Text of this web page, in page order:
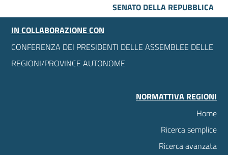
SENATO DELLA REPUBBLICA
IN COLLABORAZIONE CON
CONFERENZA DEI PRESIDENTI DELLE ASSEMBLEE DELLE
REGIONI/PROVINCE AUTONOME
NORMATTIVA REGIONI
Home
Ricerca semplice
Ricerca avanzata